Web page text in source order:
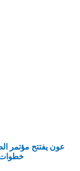
عون يفتتح مؤتمر
خطوات